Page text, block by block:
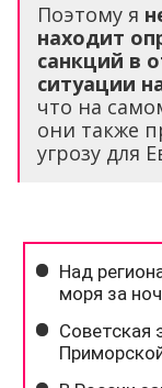
Поэтому я
находит
санкций в
ситуации
что на
они также
угрозу для